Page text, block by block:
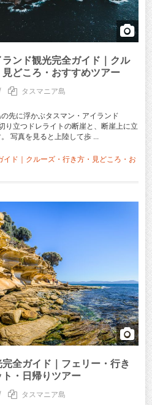
ランド観光完全ガイド｜クル
どころ・おすすめツアー
タスマニア島
先に浮かぶタスマン・アイランド
り立つドレライトの断崖と、断崖上に立
写真を見ると上陸して歩 ...
イド｜クルーズ・行き方・見どころ・お
全ガイド｜フェリー・行き
・日帰りツアー
タスマニア島